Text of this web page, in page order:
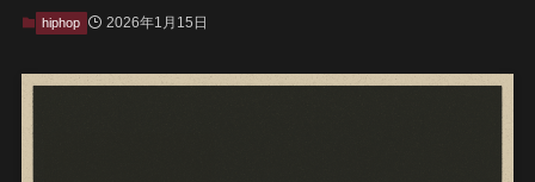
hiphop 2026年1月15日